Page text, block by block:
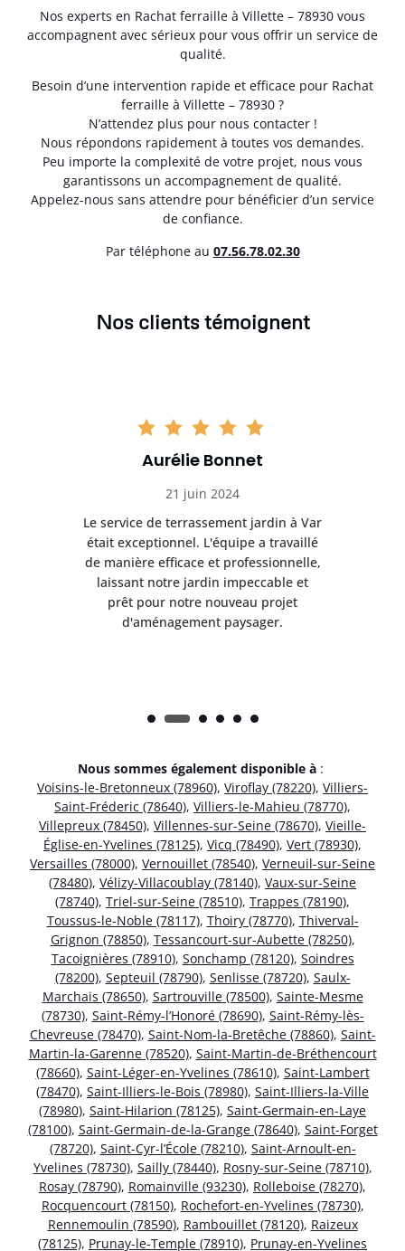
Nos experts en Rachat ferraille à Villette – 78930 vous
accompagnent avec sérieux pour vous offrir un service de
qualité.
Besoin d’une intervention rapide et efficace pour Rachat
ferraille à Villette – 78930 ?
N’attendez plus pour nous contacter !
Nous répondons rapidement à toutes vos demandes.
Peu importe la complexité de votre projet, nous vous
garantissons un accompagnement de qualité.
Appelez-nous sans attendre pour bénéficier d’un service
de confiance.
Par téléphone au 07.56.78.02.30
Nos clients témoignent
Aurélie Bonnet
21 juin 2024
Le service de terrassement jardin à Var
était exceptionnel. L'équipe a travaillé
de manière efficace et professionnelle,
laissant notre jardin impeccable et
prêt pour notre nouveau projet
d'aménagement paysager.
Nous sommes également disponible à :
Voisins-le-Bretonneux (78960), Viroflay (78220), Villiers-
Saint-Fréderic (78640), Villiers-le-Mahieu (78770),
Villepreux (78450), Villennes-sur-Seine (78670), Vieille-
Église-en-Yvelines (78125), Vicq (78490), Vert (78930),
Versailles (78000), Vernouillet (78540), Verneuil-sur-Seine
(78480), Vélizy-Villacoublay (78140), Vaux-sur-Seine
(78740), Triel-sur-Seine (78510), Trappes (78190),
Toussus-le-Noble (78117), Thoiry (78770), Thiverval-
Grignon (78850), Tessancourt-sur-Aubette (78250),
Tacoignières (78910), Sonchamp (78120), Soindres
(78200), Septeuil (78790), Senlisse (78720), Saulx-
Marchais (78650), Sartrouville (78500), Sainte-Mesme
(78730), Saint-Rémy-l’Honoré (78690), Saint-Rémy-lès-
Chevreuse (78470), Saint-Nom-la-Bretêche (78860), Saint-
Martin-la-Garenne (78520), Saint-Martin-de-Bréthencourt
(78660), Saint-Léger-en-Yvelines (78610), Saint-Lambert
(78470), Saint-Illiers-le-Bois (78980), Saint-Illiers-la-Ville
(78980), Saint-Hilarion (78125), Saint-Germain-en-Laye
(78100), Saint-Germain-de-la-Grange (78640), Saint-Forget
(78720), Saint-Cyr-l’École (78210), Saint-Arnoult-en-
Yvelines (78730), Sailly (78440), Rosny-sur-Seine (78710),
Rosay (78790), Romainville (93230), Rolleboise (78270),
Rocquencourt (78150), Rochefort-en-Yvelines (78730),
Rennemoulin (78590), Rambouillet (78120), Raizeux
(78125), Prunay-le-Temple (78910), Prunay-en-Yvelines